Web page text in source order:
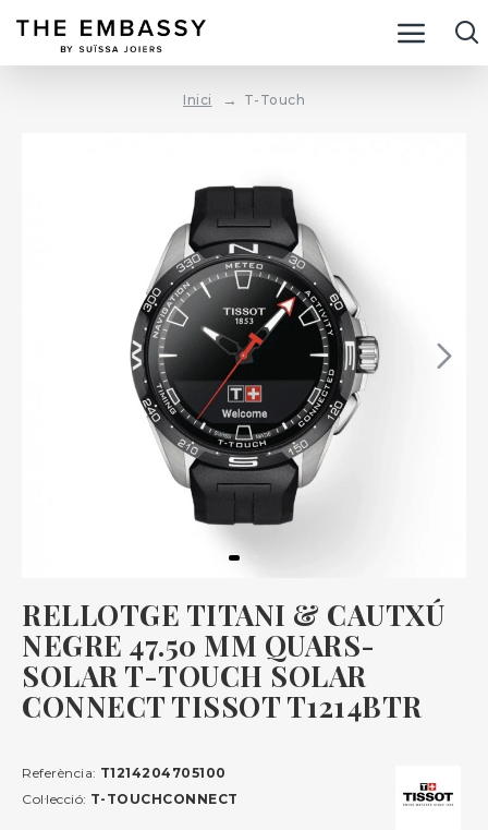
Inici T-Touch
RELLOTGE TITANI & CAUTXÚ
NEGRE 47.50 MM QUARS-
SOLAR T-TOUCH SOLAR
CONNECT TISSOT T1214BTR
Referència: T1214204705100
Col·lecció: T-TOUCHCONNECT